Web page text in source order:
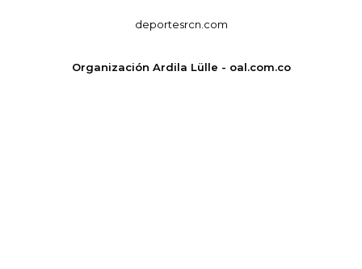
deportesrcn.com
Organización Ardila Lülle - oal.com.co